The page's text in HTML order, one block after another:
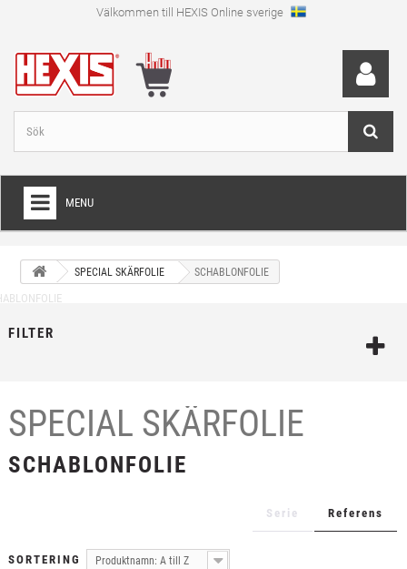
Välkommen till HEXIS Online sverige
MENU
WRAPFOLIE
+
TEXTIL
SKYDDSFILM
SPECIAL SKÄRFOLIE SCHABLONFOLIE
FILTER
SPECIAL SKÄRFOLIE
SCHABLONFOLIE
Referens
Serie
SORTERING Produktnamn: A till Z